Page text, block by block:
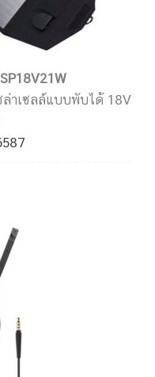
ล่าเซลล์แบบพับได้ 18V